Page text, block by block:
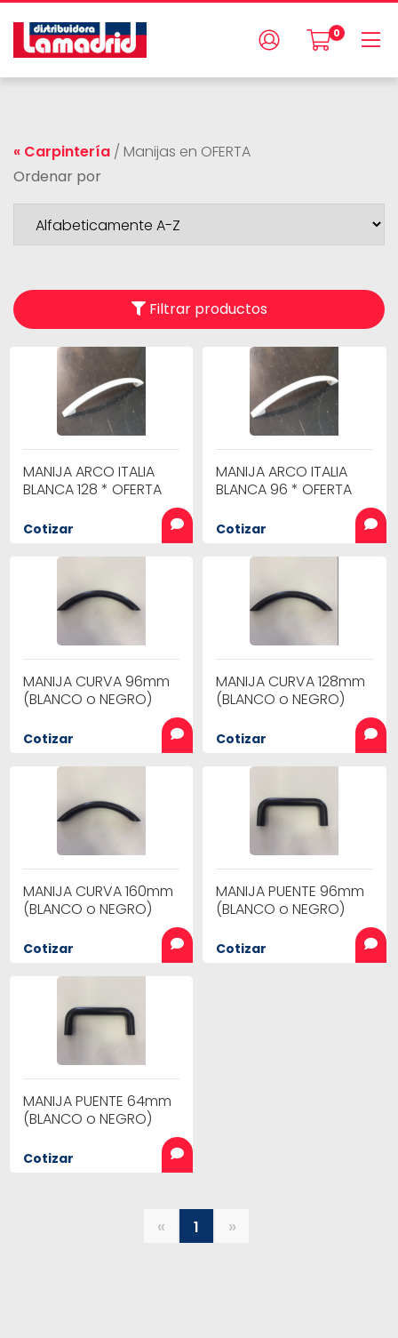
0
« Carpintería / Manijas en OFERTA
Ordenar por
Filtrar productos
MANIJA ARCO ITALIA
BLANCA 128 * OFERTA
Cotizar
MANIJA ARCO ITALIA
BLANCA 96 * OFERTA
Cotizar
MANIJA CURVA 96mm
(BLANCO o NEGRO)
Cotizar
MANIJA CURVA 128mm
(BLANCO o NEGRO)
Cotizar
MANIJA CURVA 160mm
(BLANCO o NEGRO)
Cotizar
MANIJA PUENTE 96mm
(BLANCO o NEGRO)
Cotizar
MANIJA PUENTE 64mm
(BLANCO o NEGRO)
Cotizar
« 1 »